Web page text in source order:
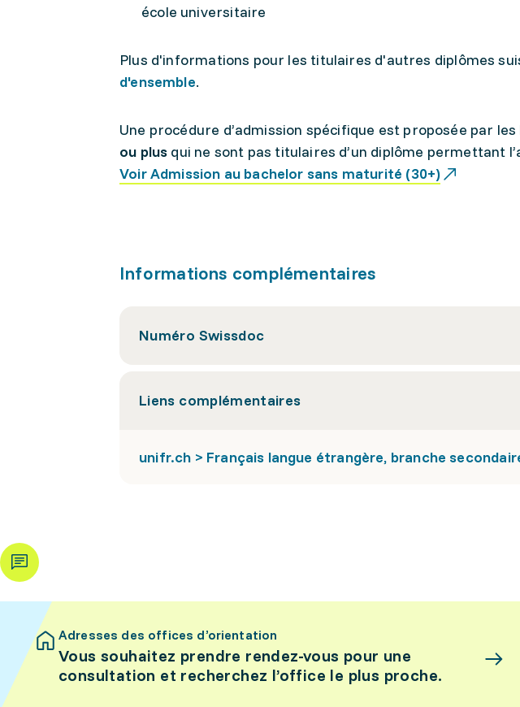
école universitaire
Plus d'informations pour les titulaires d'autres diplômes
d'ensemble.
Une procédure d’admission spécifique est proposée par les
ou plus qui ne sont pas titulaires d’un diplôme permettant
Voir Admission au bachelor sans maturité (30+)
Informations complémentaires
Numéro Swissdoc
Liens complémentaires
unifr.ch > Français langue étrangère, branche
Adresses des offices d’orientation
Vous souhaitez prendre rendez-vous pour une
consultation et recherchez l’office le plus proche.